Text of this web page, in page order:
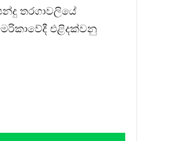
තරගාවලියේ
එළිදක්වනු